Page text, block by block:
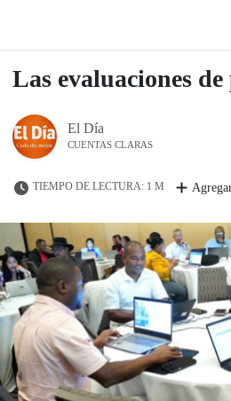
Las evaluaciones de
El Día
CUENTAS CLARAS
TIEMPO DE LECTURA: 1 M